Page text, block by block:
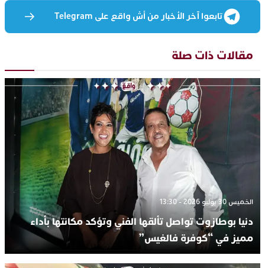
تابعوا آخر الأخبار من أش واقع على Telegram
مقالات ذات صلة
الخميس 30 يوليو 2026 - 13:30
دنيا بوطازوت تواصل تألقها الفني وتؤكد مكانتها بأداء
مميز في “كوفرة فالغيس”